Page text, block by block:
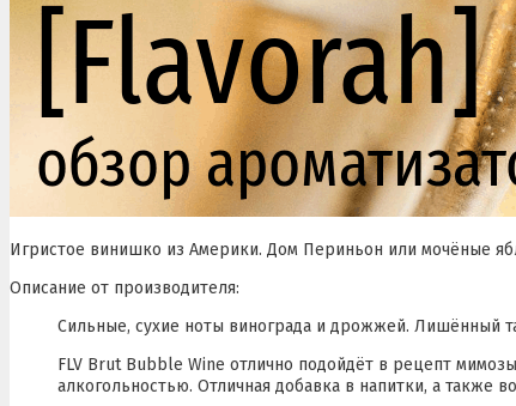
Игристое винишко из Америки. Дом Периньон или мочёные
Описание от производителя:
Сильные, сухие ноты винограда и дрожжей. Лишённый
FLV Brut Bubble Wine отлично подойдёт в рецепт мимозы
алкогольностью. Отличная добавка в напитки, а также